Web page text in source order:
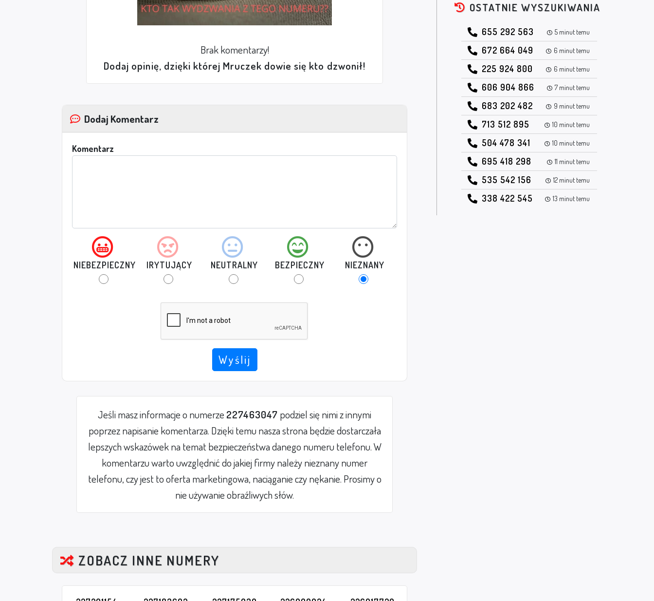
Brak komentarzy!
Dodaj opinię, dzięki której Mruczek dowie się kto dzwonił!
Dodaj Komentarz
Komentarz
NIEBEZPIECZNY IRYTUJĄCY NEUTRALNY BEZPIECZNY NIEZNANY
Wyślij
Jeśli masz informacje o numerze 227463047 podziel się nimi z innymi
poprzez napisanie komentarza. Dzięki temu nasza strona będzie dostarczała
lepszych wskazówek na temat bezpieczeństwa danego numeru telefonu. W
komentarzu warto uwzględnić do jakiej firmy należy nieznany numer
telefonu, czy jest to oferta marketingowa, naciąganie czy nękanie. Prosimy o
nie używanie obraźliwych słów.
ZOBACZ INNE NUMERY
OSTATNIE WYSZUKIWANIA
655 292 563 5 minut temu
672 664 049 6 minut temu
225 924 800 6 minut temu
606 904 866 7 minut temu
683 202 482 9 minut temu
713 512 895 10 minut temu
504 478 341 10 minut temu
695 418 298 11 minut temu
535 542 156 12 minut temu
338 422 545 13 minut temu